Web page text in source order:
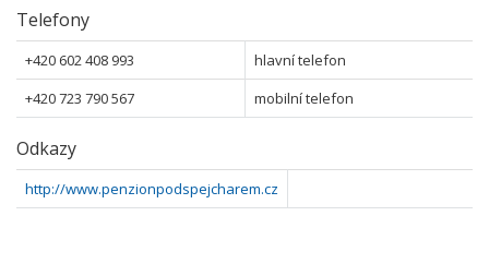
Telefony
+420 602 408 993
hlavní telefon
+420 723 790 567
mobilní telefon
Odkazy
http://www.penzionpodspejcharem.cz